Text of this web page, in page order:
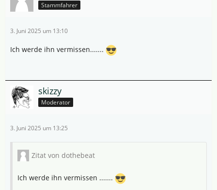
Stammfahrer
3. Juni 2025 um 13:10
Ich werde ihn vermissen.......
skizzy
Moderator
3. Juni 2025 um 13:25
Zitat von dothebeat
Ich werde ihn vermissen .......